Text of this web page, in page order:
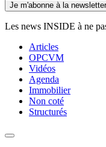
Je m'abonne à la newsletter
Les news INSIDE à ne
Articles
OPCVM
Vidéos
Agenda
Immobilier
Non coté
Structurés